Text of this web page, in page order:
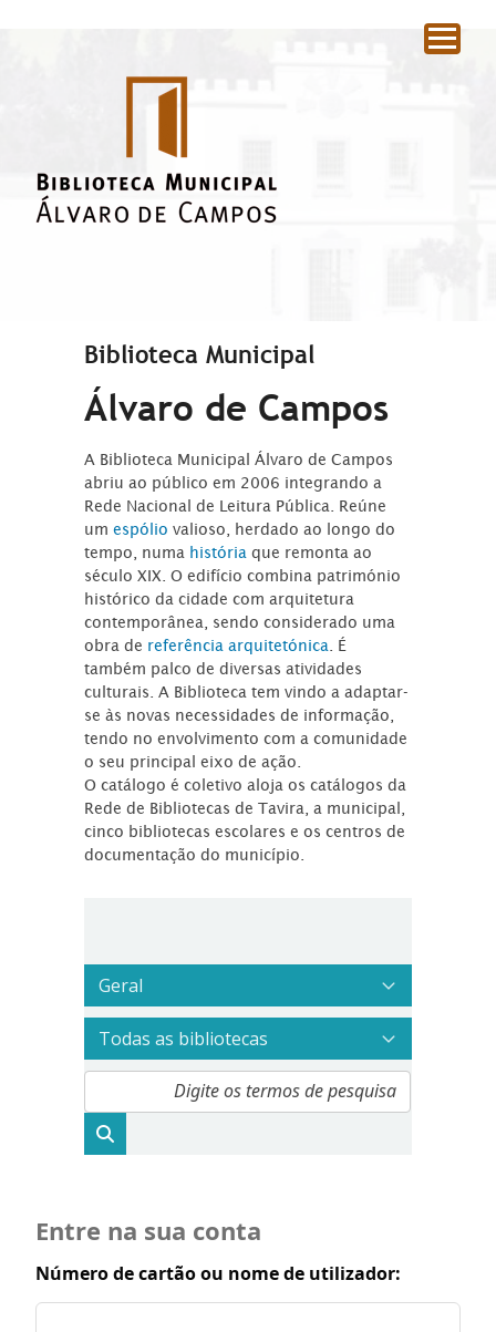
Biblioteca Municipal
Álvaro de Campos
A Biblioteca Municipal Álvaro de Campos
abriu ao público em 2006 integrando a
Rede Nacional de Leitura Pública. Reúne
umespóliovalioso, herdado ao longo do
tempo, numa história que remonta ao
século XIX. O edifício combina património
histórico da cidade com arquitetura
contemporânea, sendo considerado uma
obra de referência arquitetónica . É
também palco de diversas atividades
culturais. A Biblioteca tem vindo a adaptar-
se às novas necessidades de informação,
tendo no envolvimento com a comunidade
o seu principal eixo de ação.
O catálogo é coletivo aloja os catálogos da
Rede de Bibliotecas de Tavira, a municipal,
cinco bibliotecas escolares e os centros de
documentação do município.
Entre na sua conta
Número de cartão ou nome de utilizador: